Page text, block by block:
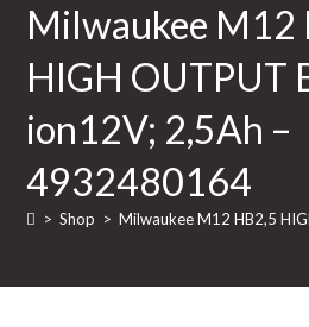
Milwaukee M12
HIGH OUTPUT
ion12V; 2,5Ah –
4932480164
> Shop > Milwaukee M12 HB2,5